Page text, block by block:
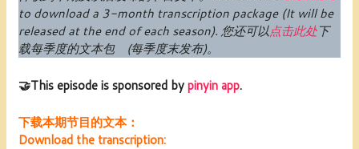
to download a 3-month transcription package (It will be
released at the end of each season). 您还可以点击此处下
载每季度的文本包 (每季度末发布)。
🤝This episode is sponsored bypinyin app.
下载本期节目的文本：
Download the transcription: